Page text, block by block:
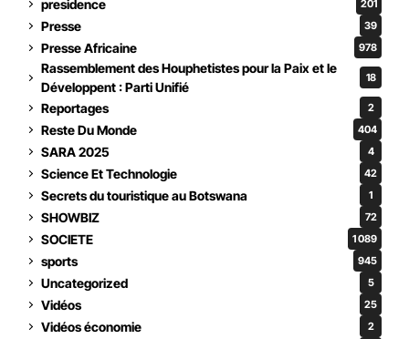
presidence 201
Presse 39
Presse Africaine 978
Rassemblement des Houphetistes pour la Paix et le
Développent : Parti Unifié
18
Reportages 2
Reste Du Monde 404
SARA 2025 4
Science Et Technologie 42
Secrets du touristique au Botswana 1
SHOWBIZ 72
SOCIETE 1 089
sports 945
Uncategorized 5
Vidéos 25
Vidéos économie 2